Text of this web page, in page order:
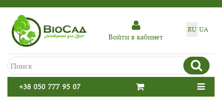
RU UA
Войти в кабинет
+38 050 777 95 07